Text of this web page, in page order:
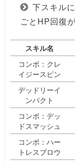
下スキル
ごとHP回復
スキル名
コンボ：クレ
イジースピン
デッドリーイ
ンパクト
コンボ：デッ
ドスマッシュ
コンボ：ハー
トレスブロウ